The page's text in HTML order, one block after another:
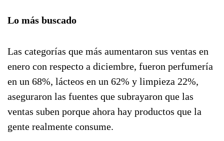
Lo más buscado
Las categorías que más aumentaron sus ventas en
enero con respecto a diciembre, fueron perfumería
en un 68%, lácteos en un 62% y limpieza 22%,
aseguraron las fuentes que subrayaron que las
ventas suben porque ahora hay productos que la
gente realmente consume.